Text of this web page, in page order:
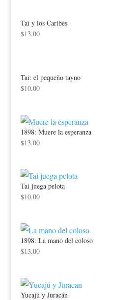
Tai y los Caribes
$13.00
Tai: el pequeño tayno
$10.00
1898: Muere la esperanza
$13.00
Tai juega pelota
$10.00
1898: La mano del coloso
$13.00
Yucajú y Juracán